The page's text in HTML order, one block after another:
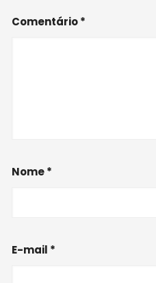
Comentário*
Nome*
E-mail *